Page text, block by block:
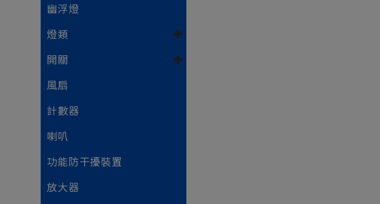
幽浮燈
燈類
開關
風扇
計數器
喇叭
功能防干擾裝置
放大器